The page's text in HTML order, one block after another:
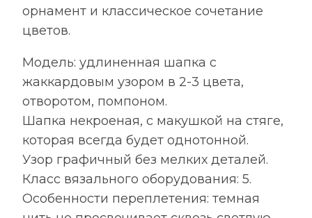
орнамент и классическое сочетание
цветов.
Модель: удлиненная шапка с
жаккардовым узором в 2-3 цвета,
отворотом, помпоном.
Шапка некроеная, с макушкой на стяге,
которая всегда будет однотонной.
Узор графичный без мелких деталей.
Класс вязального оборудования: 5.
Особенности переплетения: темная